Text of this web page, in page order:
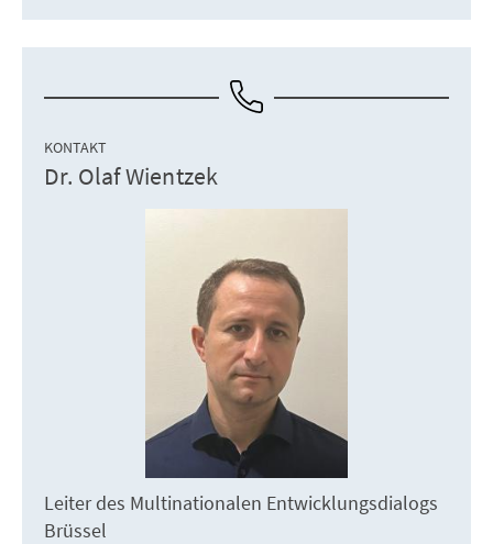
KONTAKT
Dr. Olaf Wientzek
Leiter des Multinationalen Entwicklungsdialogs
Brüssel